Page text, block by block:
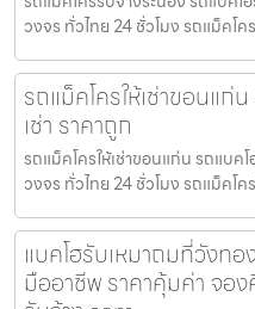
วงจร ทั่วไทย 24 ชั่วโมง รถแม็คโ
รถแม็คโครให้เช่าขอนแก่
เช่า ราคาถูก
รถแม็คโครให้เช่าขอนแก่น รถแบค
วงจร ทั่วไทย 24 ชั่วโมง รถแม็คโค
แบคโฮรับเหมาถมที่วังท
มืออาชีพ ราคาคุ้มค่า จอ